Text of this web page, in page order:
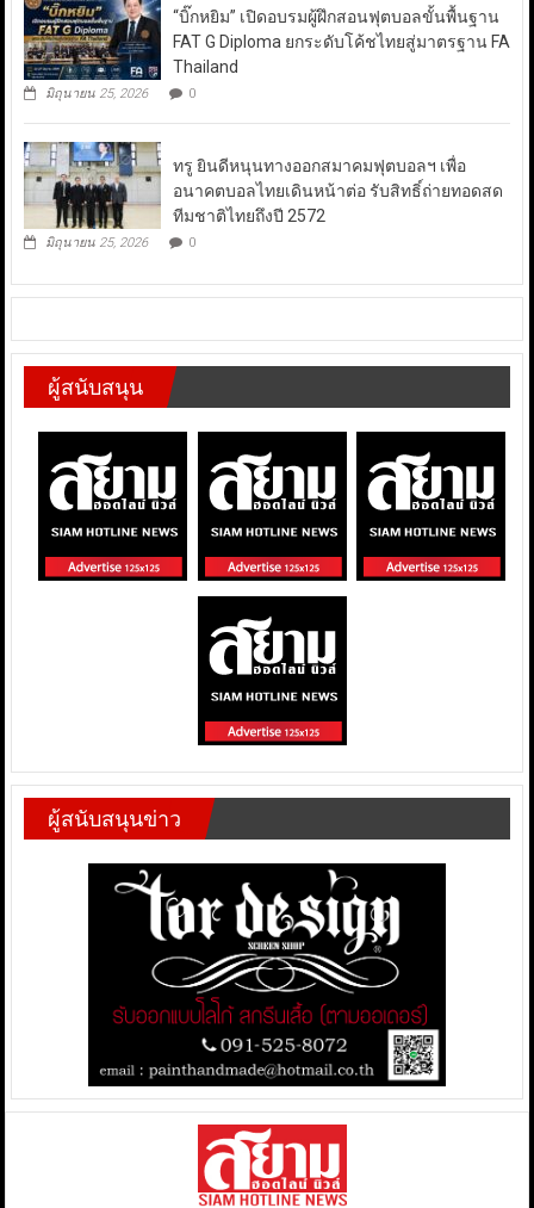
“บิ๊กหยิม” เปิดอบรมผู้ฝึกสอนฟุตบอลขั้นพื้นฐาน
FAT G Diploma ยกระดับโค้ชไทยสู่มาตรฐาน FA
Thailand
มิถุนายน 25, 2026 0
ทรู ยินดีหนุนทางออกสมาคมฟุตบอลฯ เพื่อ
อนาคตบอลไทยเดินหน้าต่อ รับสิทธิ์ถ่ายทอดสด
ทีมชาติไทยถึงปี 2572
มิถุนายน 25, 2026 0
ผู้สนับสนุน
ผู้สนับสนุนข่าว